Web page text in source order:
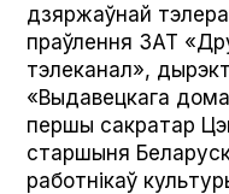
дзяржаўнай
праўлення ЗАТ
тэлеканал»,
«Выдавецкага
першы сакратар
старшыня
работнікаў